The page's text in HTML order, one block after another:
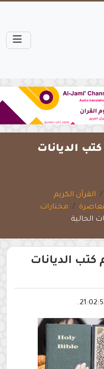
الديانات
القرآن الكريم
مختارات
الحالية
كتب الديانات